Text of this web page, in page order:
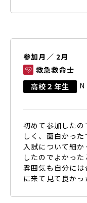
参加月／ 2月
救急救命士
高校２年生
N
初めて参加した
しく、面白かった
入試について細
したのでよかった
雰囲気も自分に
に来て見て良かっ